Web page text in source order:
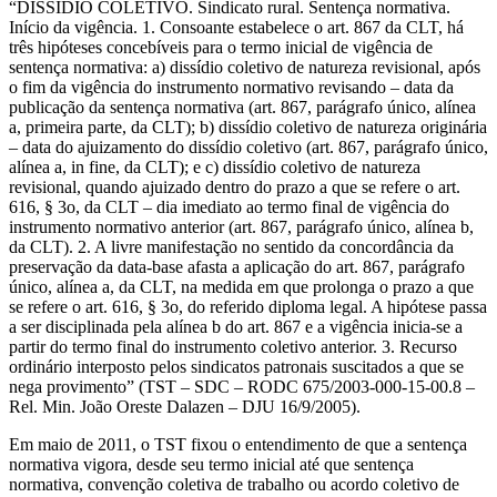
“DISSÍDIO COLETIVO. Sindicato rural. Sentença normativa.
Início da vigência. 1. Consoante estabelece o art. 867 da CLT, há
três hipóteses concebíveis para o termo inicial de vigência de
sentença normativa: a) dissídio coletivo de natureza revisional, após
o fim da vigência do instrumento normativo revisando – data da
publicação da sentença normativa (art. 867, parágrafo único, alínea
a, primeira parte, da CLT); b) dissídio coletivo de natureza originária
– data do ajuizamento do dissídio coletivo (art. 867, parágrafo único,
alínea a, in fine, da CLT); e c) dissídio coletivo de natureza
revisional, quando ajuizado dentro do prazo a que se refere o art.
616, § 3o, da CLT – dia imediato ao termo final de vigência do
instrumento normativo anterior (art. 867, parágrafo único, alínea b,
da CLT). 2. A livre manifestação no sentido da concordância da
preservação da data-base afasta a aplicação do art. 867, parágrafo
único, alínea a, da CLT, na medida em que prolonga o prazo a que
se refere o art. 616, § 3o, do referido diploma legal. A hipótese passa
a ser disciplinada pela alínea b do art. 867 e a vigência inicia-se a
partir do termo final do instrumento coletivo anterior. 3. Recurso
ordinário interposto pelos sindicatos patronais suscitados a que se
nega provimento” (TST – SDC – RODC 675/2003-000-15-00.8 –
Rel. Min. João Oreste Dalazen – DJU 16/9/2005).
Em maio de 2011, o TST fixou o entendimento de que a sentença
normativa vigora, desde seu termo inicial até que sentença
normativa, convenção coletiva de trabalho ou acordo coletivo de